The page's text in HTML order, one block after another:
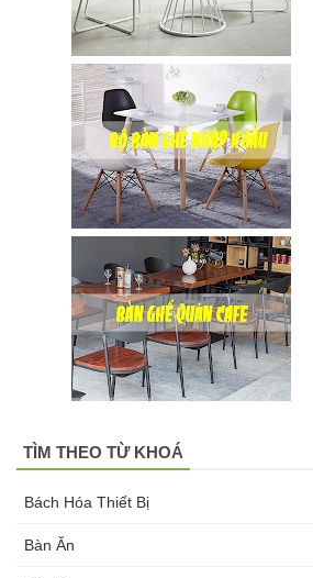
tiếp khách,
văn phòng
tại Tp.HCM
cafe tiếp
khách mặt
đen, xám
chân trụ
thép sơn
tĩnh điện
màu đen,
trắng
TÌM THEO TỪ KHOÁ
Bách Hóa Thiết Bị
Bàn Ăn